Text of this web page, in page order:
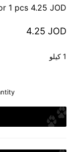
4.25 JOD
4.25 JOD
1 كيلو